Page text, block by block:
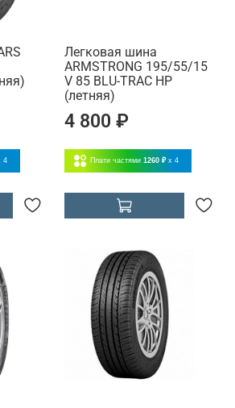
4
Легковая шина
ARMSTRONG 195/55/15
V 85 BLU-TRAC HP
(летняя)
4 800 ₽
Плати частями 1260 ₽ x 4